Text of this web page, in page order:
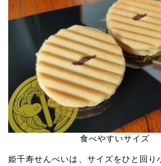
食べやすいサイズ
姫千寿せんべいは、サイズをひと回り